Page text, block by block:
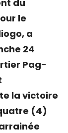
du
le
a
24
Pag-
la victoire
(4)